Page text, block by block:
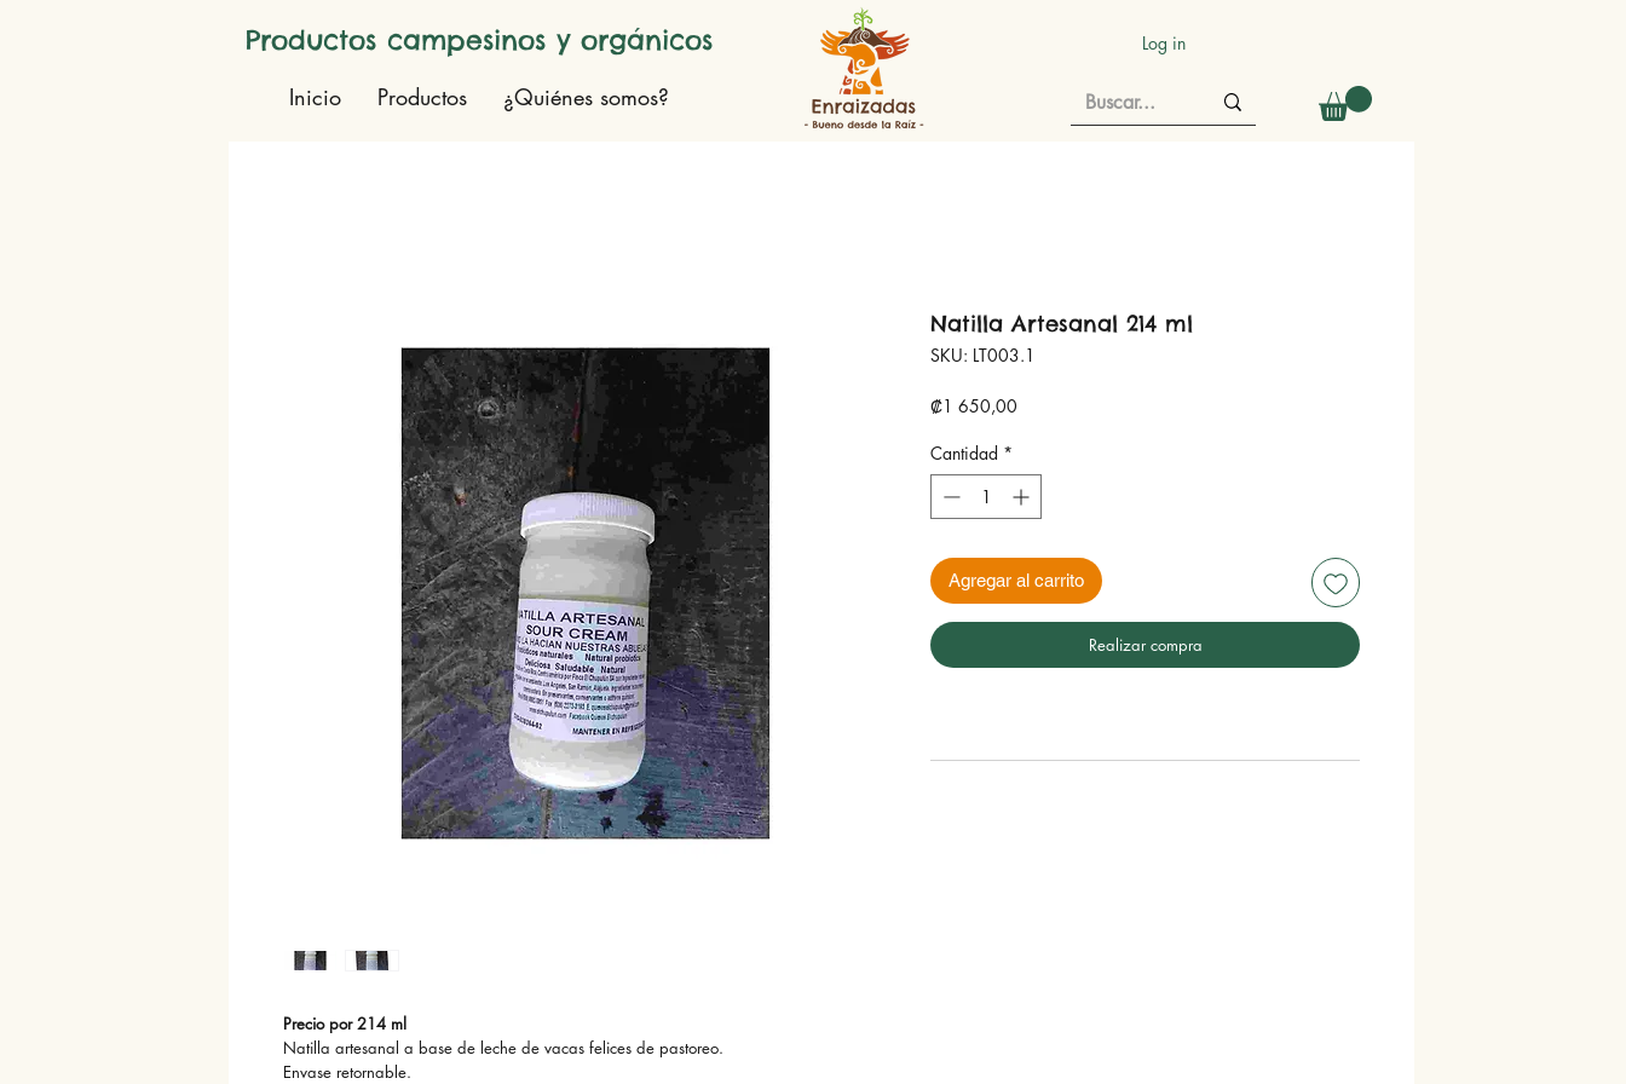
Productos campesinos y orgánicos
Inicio Productos ¿Quiénes somos?
Log in
Precio por 214 ml
Natilla artesanal a base de leche de vacas felices de pastoreo.
Envase retornable.
Natilla Artesanal 214 ml
SKU: LT003.1
₡1 650,00
Cantidad *
Agregar al carrito
Realizar compra